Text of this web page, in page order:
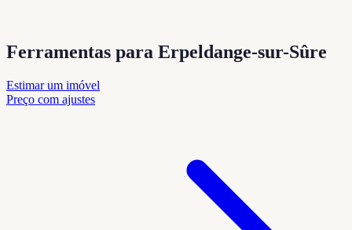
Ferramentas para Erpeldange-sur-Sûre
Estimar um imóvel
Preço com ajustes